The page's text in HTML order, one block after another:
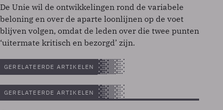
De Unie wil de ontwikkelingen rond de variabele
beloning en over de aparte loonlijnen op de voet
blijven volgen, omdat de leden over die twee punten
‘uitermate kritisch en bezorgd’ zijn.
GERELATEERDE ARTIKELEN
GERELATEERDE ARTIKELEN